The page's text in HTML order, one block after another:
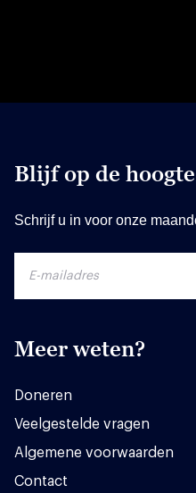
Blijf op de hoogte
Schrijf u in voor onze
Meer weten?
Doneren
Veelgestelde vragen
Algemene voorwaarden
Contact